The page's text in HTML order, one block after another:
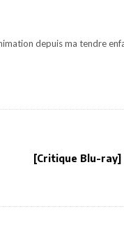
depuis ma tendre
[Critique Blu-